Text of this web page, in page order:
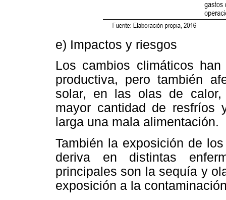
e) Impactos y riesgos
Los cambios climáticos
productiva, pero también
solar, en las olas de calor,
mayor cantidad de
larga una mala alimentación.
También la exposición de
deriva en distintas
principales son la sequía y
exposición a la